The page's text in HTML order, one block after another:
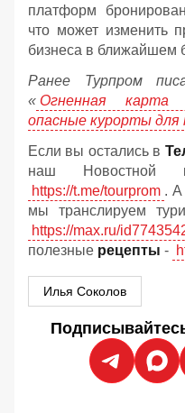
платформ
что может изменить
бизнеса в ближайшем
Ранее Турпром
« Огненная карта
опасные курорты для
Если вы остались в
наш Новостной
https://t.me/tourprom . А
мы транслируем
https://max.ru/
полезные рецепты -
Илья Соколов